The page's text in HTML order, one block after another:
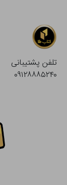
تلفن پشتیبانی
۰۹۱۲۸۸۸۵۲۴۰